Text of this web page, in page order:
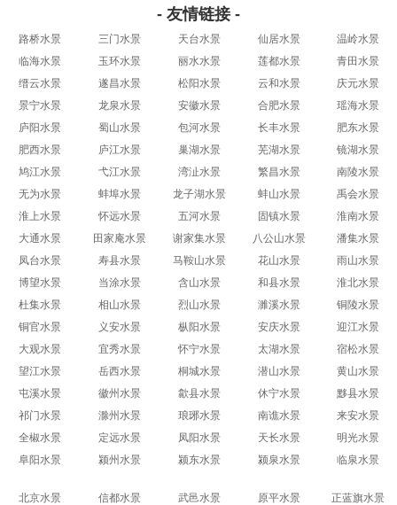
- 友情链接 -
路桥水景 三门水景 天台水景 仙居水景
温岭水景
临海水景
玉环水景 丽水水景 莲都水景
青田水景
缙云水景
遂昌水景 松阳水景 云和水景
庆元水景
景宁水景
龙泉水景 安徽水景 合肥水景
瑶海水景
庐阳水景
蜀山水景 包河水景 长丰水景
肥东水景
肥西水景
庐江水景 巢湖水景 芜湖水景
镜湖水景
鸠江水景
弋江水景 湾沚水景 繁昌水景
南陵水景
无为水景
蚌埠水景 龙子湖水景 蚌山水景
禹会水景
淮上水景
怀远水景 五河水景 固镇水景
淮南水景
大通水景
田家庵水景 谢家集水景 八公山水景
潘集水景
凤台水景
寿县水景 马鞍山水景 花山水景
雨山水景
博望水景
当涂水景 含山水景 和县水景
淮北水景
杜集水景
相山水景 烈山水景 濉溪水景
铜陵水景
铜官水景
义安水景 枞阳水景 安庆水景
迎江水景
大观水景
宜秀水景 怀宁水景 太湖水景
宿松水景
望江水景
岳西水景 桐城水景 潜山水景
黄山水景
屯溪水景
徽州水景 歙县水景 休宁水景
黟县水景
祁门水景
滁州水景 琅琊水景 南谯水景
来安水景
全椒水景
定远水景 凤阳水景 天长水景
明光水景
阜阳水景
颍州水景 颍东水景 颍泉水景 临泉水景
北京水景 信都水景 武邑水景 原平水景
正蓝旗水景